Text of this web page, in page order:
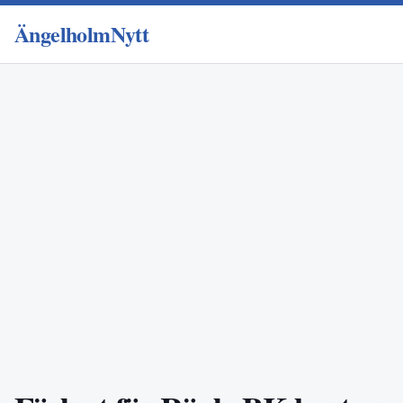
ÄngelholmNytt